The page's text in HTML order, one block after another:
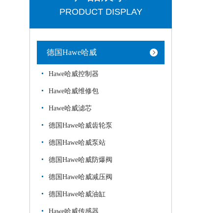
PRODUCT DISPLAY
德国Hawe哈威
Hawe哈威控制器
Hawe哈威维修包
Hawe哈威滤芯
德国Hawe哈威齿轮泵
德国Hawe哈威泵站
德国Hawe哈威防爆阀
德国Hawe哈威减压阀
德国Hawe哈威油缸
Hawe哈威传感器